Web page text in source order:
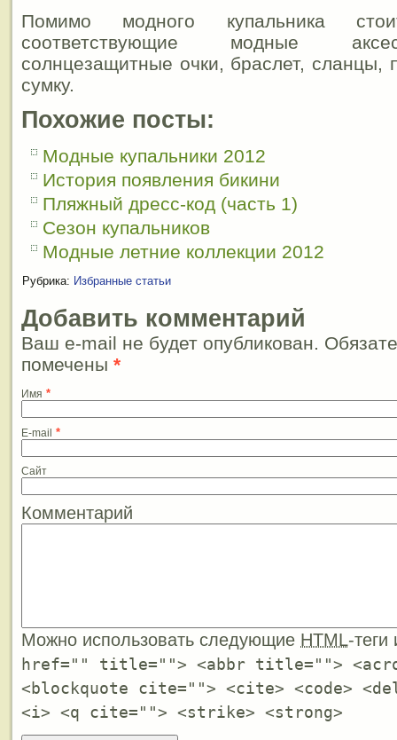
Помимо модного купальника
соответствующие модные
солнцезащитные очки, браслет, сланцы,
сумку.
Похожие посты:
Модные купальники 2012
История появления бикини
Пляжный дресс-код (часть 1)
Сезон купальников
Модные летние коллекции 2012
Рубрика: Избранные статьи
Добавить комментарий
Ваш e-mail не будет опубликован.
помечены *
Имя *
E-mail *
Сайт
Комментарий
Можно использовать следующие HTML-
href="" title=""> <abbr title="">
<blockquote cite=""> <cite> <code>
<i> <q cite=""> <strike> <strong>